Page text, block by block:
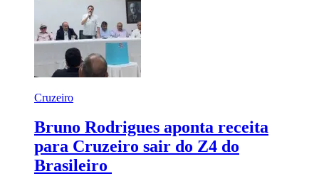
Cruzeiro
Bruno Rodrigues aponta receita
para Cruzeiro sair do Z4 do
Brasileiro